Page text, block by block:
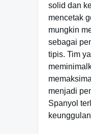
solid dan
mencetak
mungkin
sebagai
tipis. Tim
menjadi
Spanyol